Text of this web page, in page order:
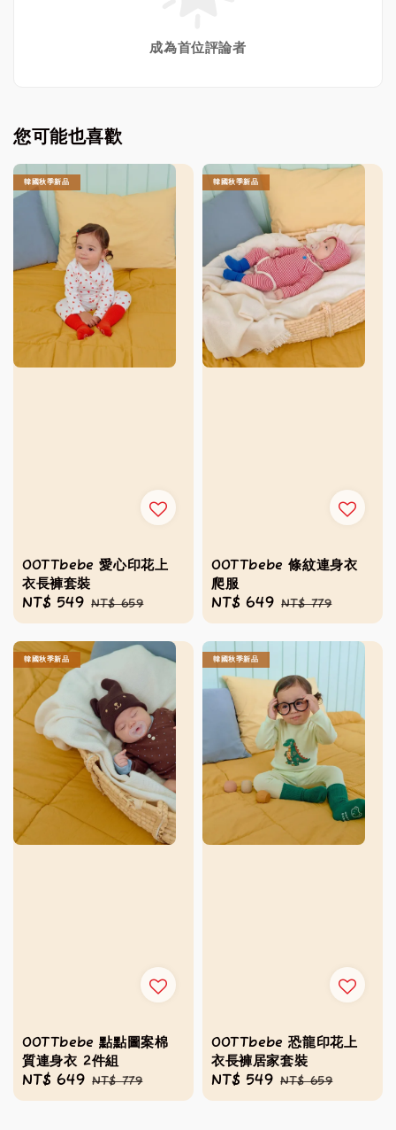
成為首位評論者
您可能也喜歡
韓國秋季新品
OOTTbebe 愛心印花上
衣長褲套裝
Sale
price
NT$ 549 Regular
price
NT$ 659
韓國秋季新品
OOTTbebe 條紋連身衣
爬服
Sale
price
NT$ 649 Regular
price
NT$ 779
韓國秋季新品
OOTTbebe 點點圖案棉
質連身衣 2件組
Sale
price
NT$ 649 Regular
price
NT$ 779
韓國秋季新品
OOTTbebe 恐龍印花上
衣長褲居家套裝
Sale
price
NT$ 549 Regular
price
NT$ 659